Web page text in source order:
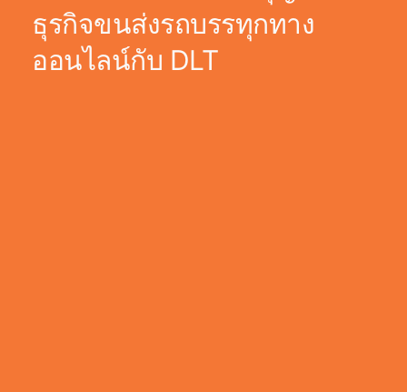
ธุรกิจขนส่งรถบรรทุกทาง
ออนไลน์กับ DLT